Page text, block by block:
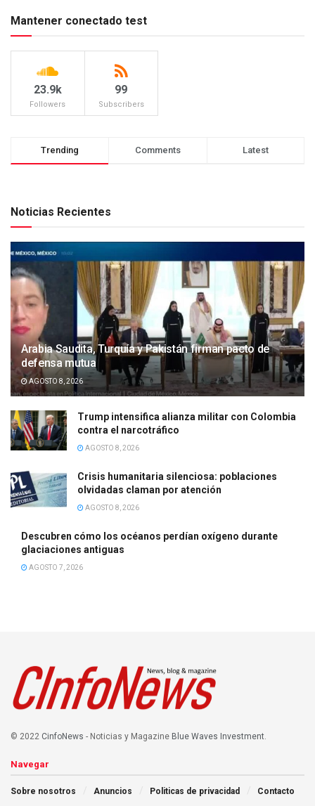
Mantener conectado test
23.9k
Followers
99
Subscribers
Trending Comments Latest
Noticias Recientes
Arabia Saudita, Turquía y Pakistán firman pacto de
defensa mutua
AGOSTO 8, 2026
Trump intensifica alianza militar con Colombia
contra el narcotráfico
AGOSTO 8, 2026
Crisis humanitaria silenciosa: poblaciones
olvidadas claman por atención
AGOSTO 8, 2026
Descubren cómo los océanos perdían oxígeno durante
glaciaciones antiguas
AGOSTO 7, 2026
© 2022 CinfoNews - Noticias y Magazine Blue Waves Investment.
Navegar
Sobre nosotros Anuncios Politicas de privacidad Contacto